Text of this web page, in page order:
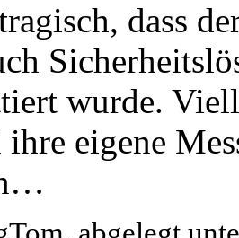
dass
wurde.
eigene